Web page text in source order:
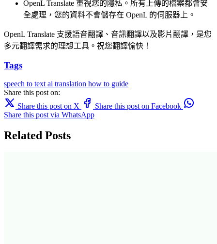
OpenL Translate 重視您的隱私。所有上傳的檔案都會安
全處理，您的資料不會儲存在 OpenL 的伺服器上。
OpenL Translate 支援語音翻譯、音訊翻譯以及影片翻譯，是您
多元翻譯需求的理想工具。祝您翻譯愉快！
Tags
speech to text ai translation how to guide
Share this post on:
Share this post on X
Share this post on Facebook
Share this post via WhatsApp
Related Posts